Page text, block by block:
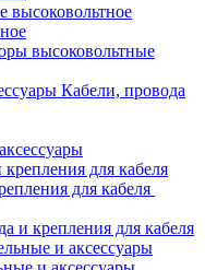
высоковольтное
высоковольтные
Кабели, провода
для кабеля
и крепления для кабеля